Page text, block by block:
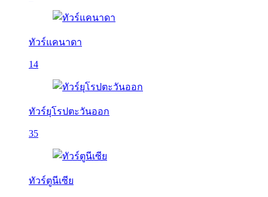
ทัวร์แคนาดา
14
ทัวร์ยุโรปตะวันออก
35
ทัวร์ตูนีเซีย